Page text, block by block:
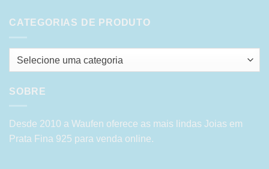
CATEGORIAS DE PRODUTO
Selecione uma categoria
SOBRE
Desde 2010 a Waufen oferece as mais lindas Joias em
Prata Fina 925 para venda online.